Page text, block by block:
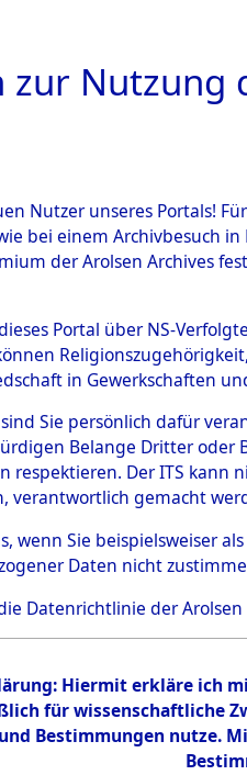
0001
Einen Kommentar
Nutzung
Nutzer unseres Portals!
bei einem Archivbesuch
der Arolsen Archives
Portal über NS-
in Gewerkschaften
Sie persönlich dafür
Belange Dritter
respektieren. Der ITS
verantwortlich gemacht
wenn Sie beispielsweiser
Daten nicht
Datenrichtlinie der Arolsen
Hiermit erkläre ich
für wissenschaftliche
Bestimmungen nutze.